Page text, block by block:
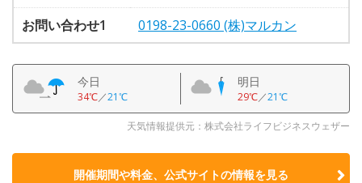
お問い合わせ1
0198-23-0660 (株)マルカン
今日
34℃／21℃
明日
29℃／21℃
天気情報提供元：株式会社ライフビジネスウェザー
開催期間や料金、公式サイトの情報を見る